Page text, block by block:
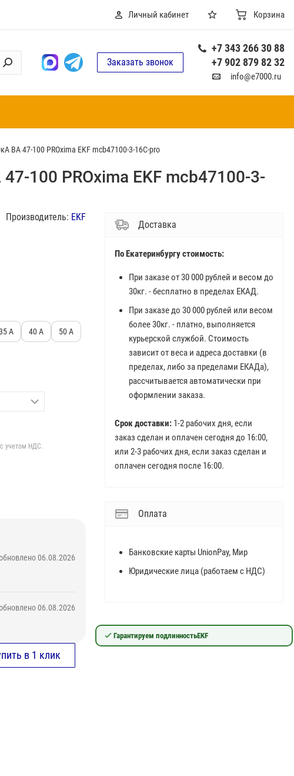
Личный кабинет Корзина
Заказать звонок
+7 343 266 30 88
+7 902 879 82 32
info@e7000.ru
ВА 47-100 PROxima EKF mcb47100-3-16C-pro
100 PROxima EKF mcb47100-3-
Производитель: EKF
А 40 А 50 А
учетом НДС.
06.08.2026
06.08.2026
Доставка
По Екатеринбургу стоимость:
При заказе от 30 000 рублей и весом до
30кг. - бесплатно в пределах ЕКАД.
При заказе до 30 000 рублей или весом
более 30кг. - платно, выполняется
курьерской службой. Стоимость
зависит от веса и адреса доставки (в
пределах, либо за пределами ЕКАДа),
рассчитывается автоматически при
оформлении заказа.
Срок доставки:1-2 рабочих дня, если
заказ сделан и оплачен сегодня до 16:00,
или 2-3 рабочих дня, если заказ сделан и
оплачен сегодня после 16:00.
Оплата
Банковские карты UnionPay, Мир
Юридические лица (работаем с НДС)
Гарантируем подлинностьEKF